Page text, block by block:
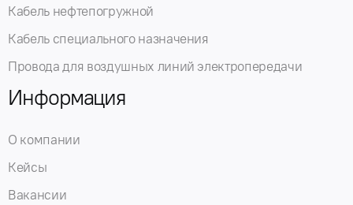
Кабель нефтепогружной
Кабель специального назначения
Провода для воздушных линий электропередачи
Информация
О компании
Кейсы
Вакансии